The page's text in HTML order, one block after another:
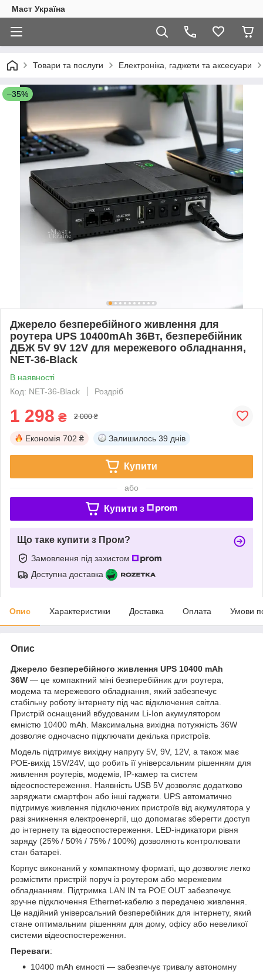
Маст Україна
Товари та послуги Електроніка, гаджети та аксесуари
–35%
Джерело безперебійного живлення для
роутера UPS 10400mAh 36Вт, безперебійник
ДБЖ 5V 9V 12V для мережевого обладнання,
NET-36-Black
В наявності
Код: NET-36-Black
Роздріб
1 298 ₴ 2 000 ₴
Економія 702 ₴ Залишилось 39 днів
Купити
або
Купити з
Що таке купити з Пром?
Замовлення під захистом
Доступна доставка
Опис Характеристики Доставка Оплата Умови
Опис
Джерело безперебійного живлення UPS 10400 mAh
36W — це компактний міні безперебійник для роутера,
модема та мережевого обладнання, який забезпечує
стабільну роботу інтернету під час відключення світла.
Пристрій оснащений вбудованим Li-Ion акумулятором
ємністю 10400 mAh. Максимальна вихідна потужність 36W
дозволяє одночасно підключати декілька пристроїв.
Модель підтримує вихідну напругу 5V, 9V, 12V, а також має
POE-вихід 15V/24V, що робить її універсальним рішенням для
живлення роутерів, модемів, IP-камер та систем
відеоспостереження. Наявність USB 5V дозволяє додатково
заряджати смартфон або інші гаджети. UPS автоматично
підтримує живлення підключених пристроїв від акумулятора у
разі зникнення електроенергії, що допомагає зберегти доступ
до інтернету та відеоспостереження. LED-індикатори рівня
заряду (25% / 50% / 75% / 100%) дозволяють контролювати
стан батареї.
Корпус виконаний у компактному форматі, що дозволяє легко
розмістити пристрій поруч із роутером або мережевим
обладнанням. Підтримка LAN IN та POE OUT забезпечує
зручне підключення Ethernet-кабелю з передачею живлення.
Це надійний універсальний безперебійник для інтернету, який
стане оптимальним рішенням для дому, офісу або невеликої
системи відеоспостереження.
Переваги:
10400 mAh ємності — забезпечує тривалу автономну